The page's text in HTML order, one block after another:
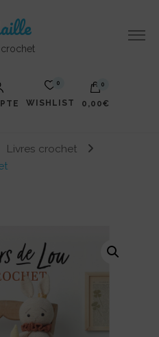
0
WISHLIST
0
0,00€
est vide.
Livres crochet